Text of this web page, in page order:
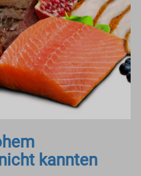
kannten